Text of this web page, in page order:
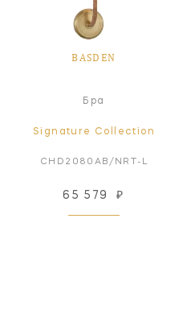
BASDEN
Бра
Signature Collection
CHD2080AB/NRT-L
65 579 ₽